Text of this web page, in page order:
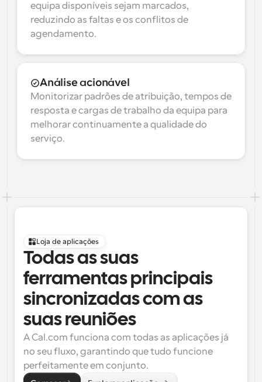
equipa disponíveis sejam marcados,
reduzindo as faltas e os conflitos de
agendamento.
Análise acionável
Monitorizar padrões de atribuição, tempos de
resposta e cargas de trabalho da equipa para
melhorar continuamente a qualidade do
serviço.
Loja de aplicações
Todas as suas
ferramentas principais
sincronizadas com as
suas reuniões
A Cal.com funciona com todas as aplicações já
no seu fluxo, garantindo que tudo funcione
perfeitamente em conjunto.